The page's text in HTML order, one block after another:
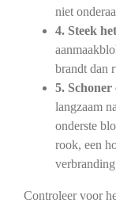
niet
4. Steek
brandt dan
5.
langzaam
onderste
rook, een
Controleer voor